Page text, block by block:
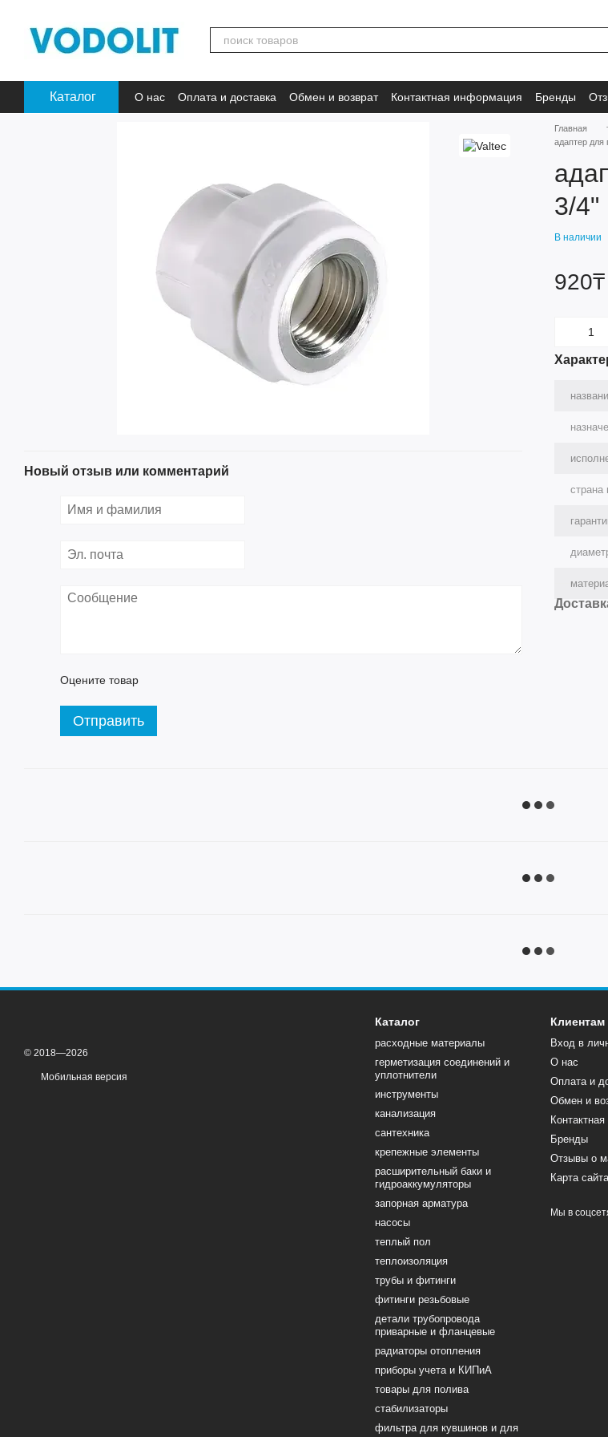
Каталог О нас Оплата и доставка Обмен и возврат Контактная информация Бренды
Новый отзыв или комментарий
Оцените товар
Отправить
Главная
адаптер для
3/4"
В наличии
920₸
страна
© 2018—2026
Мобильная версия
Каталог
расходные материалы
герметизация соединений и
уплотнители
инструменты
канализация
сантехника
крепежные элементы
расширительный баки и
гидроаккумуляторы
запорная арматура
насосы
теплый пол
теплоизоляция
трубы и фитинги
фитинги резьбовые
детали трубопровода
приварные и фланцевые
радиаторы отопления
приборы учета и КИПиА
товары для полива
стабилизаторы
фильтра для кувшинов и для
Клиентам
Вход в
О нас
Оплата и
Обмен и
Бренды
Отзывы о
Карта сайта
Мы в